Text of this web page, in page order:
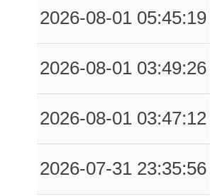
0.01
BRB
0.01
TOD
2026-08-01 05:45:19
2026-08-01 03:49:26
2026-08-01 03:47:12
2026-07-31 23:35:56